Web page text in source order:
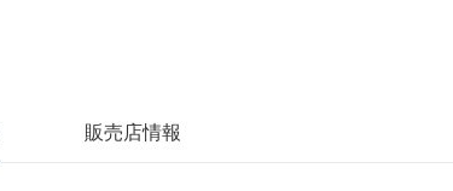
販売店情報